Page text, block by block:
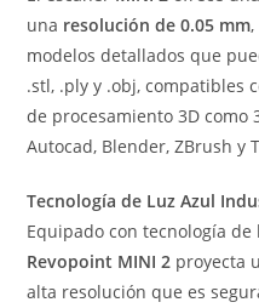
una resolución de 0.05 mm
modelos detallados que
.stl, .ply y .obj, compatibles
de procesamiento 3D como
Autocad, Blender, ZBrush y
Tecnología de Luz Azul
Equipado con tecnología de
Revopoint MINI 2 proyecta
alta resolución que es